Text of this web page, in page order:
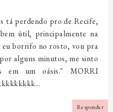
tá perdendo pro de Recife,
útil, principalmente na
eu borrifo no rosto, vou pra
alguns minutos, me sinto
em um oásis." MORRI
Responder